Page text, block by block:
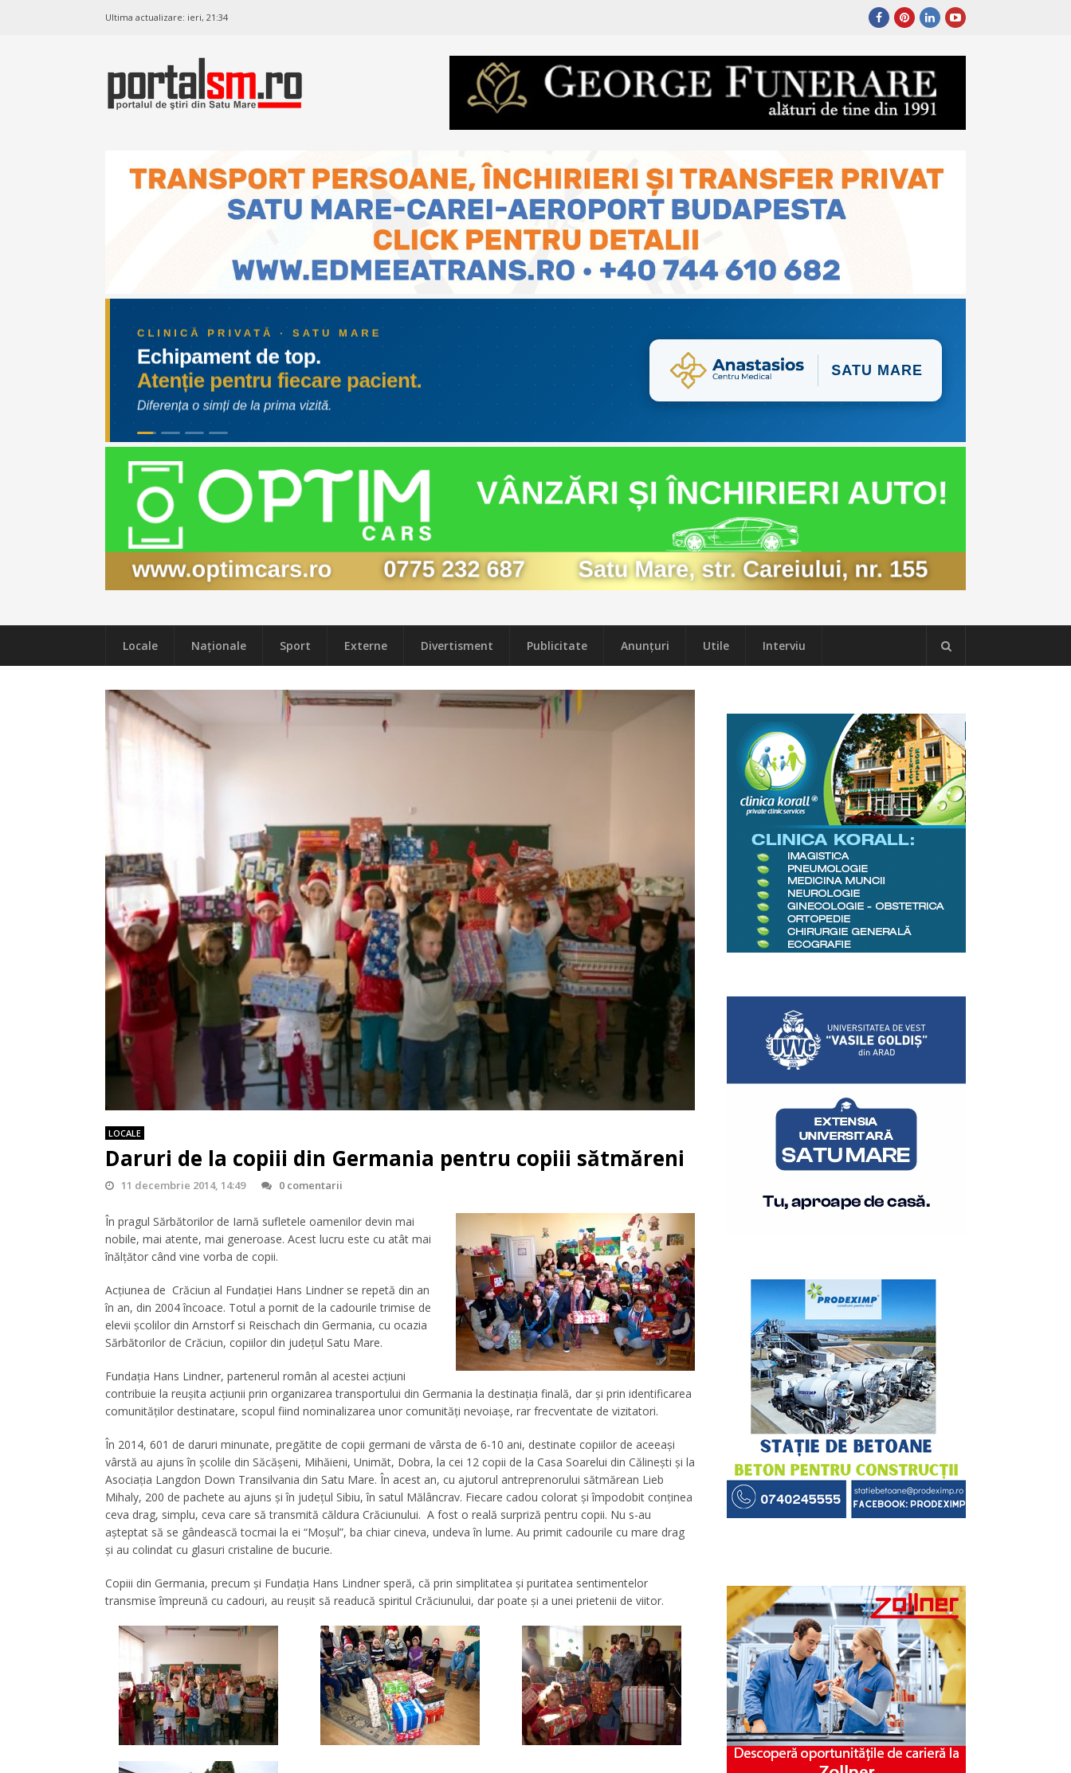
Ultima actualizare: ieri, 21:34
Locale Naţionale Sport Externe Divertisment Publicitate Anunțuri Utile Interviu
LOCALE
Daruri de la copiii din Germania pentru copiii sătmăreni
11 decembrie 2014, 14:49 0 comentarii
În pragul Sărbătorilor de Iarnă sufletele oamenilor devin mai
nobile, mai atente, mai generoase. Acest lucru este cu atât mai
înălţător când vine vorba de copii.
Acţiunea de Crăciun al Fundaţiei Hans Lindner se repetă din an
în an, din 2004 încoace. Totul a pornit de la cadourile trimise de
elevii şcolilor din Arnstorf si Reischach din Germania, cu ocazia
Sărbătorilor de Crăciun, copiilor din judeţul Satu Mare.
Fundaţia Hans Lindner, partenerul român al acestei acţiuni
contribuie la reuşita acţiunii prin organizarea transportului din Germania la destinaţia finală, dar şi prin identificarea
comunităţilor destinatare, scopul fiind nominalizarea unor comunităţi nevoiaşe, rar frecventate de vizitatori.
În 2014, 601 de daruri minunate, pregătite de copii germani de vârsta de 6-10 ani, destinate copiilor de aceeaşi
vârstă au ajuns în şcolile din Săcăşeni, Mihăieni, Unimăt, Dobra, la cei 12 copii de la Casa Soarelui din Călineşti şi la
Asociaţia Langdon Down Transilvania din Satu Mare. În acest an, cu ajutorul antreprenorului sătmărean Lieb
Mihaly, 200 de pachete au ajuns şi în judeţul Sibiu, în satul Mălâncrav. Fiecare cadou colorat şi împodobit conţinea
ceva drag, simplu, ceva care să transmită căldura Crăciunului. A fost o reală surpriză pentru copii. Nu s-au
aşteptat să se gândească tocmai la ei “Moşul”, ba chiar cineva, undeva în lume. Au primit cadourile cu mare drag
şi au colindat cu glasuri cristaline de bucurie.
Copiii din Germania, precum şi Fundația Hans Lindner speră, că prin simplitatea şi puritatea sentimentelor
transmise împreună cu cadouri, au reuşit să readucă spiritul Crăciunului, dar poate şi a unei prietenii de viitor.